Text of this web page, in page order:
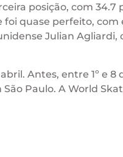
posição, com 34.7
foi quase perfeito, com
Julian Agliardi,
Antes, entre 1º e 8
Paulo. A World